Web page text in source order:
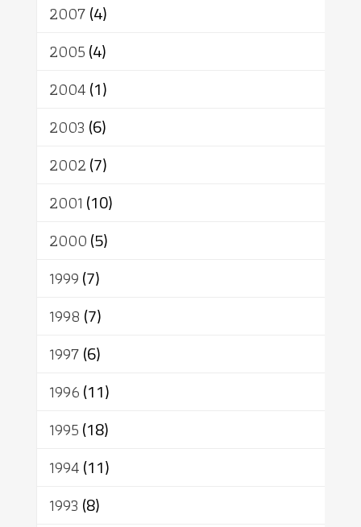
2007(4)
2005(4)
2004(1)
2003 (6)
2002(7)
2001 (10)
2000(5)
1999(7)
1998 (7)
1997(6)
1996(11)
1995(18)
1994(11)
1993 (8)